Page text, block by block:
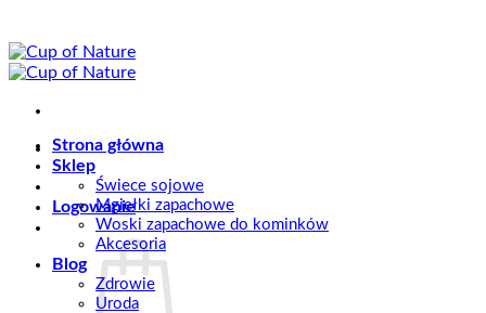
do
zawartości
Logowanie
Strona główna
Sklep
Świece sojowe
Mgiełki zapachowe
Woski zapachowe do kominków
Akcesoria
Blog
Zdrowie
Uroda